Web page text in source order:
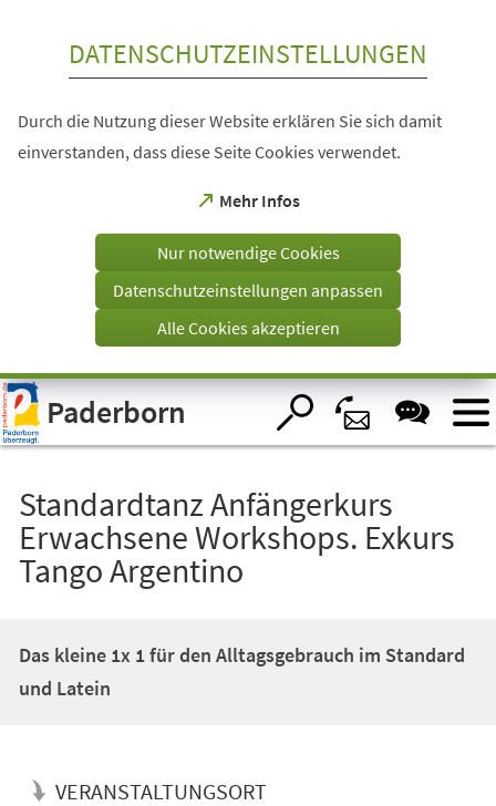
Visuelle
Assistenzsoftware
öffnen.
DATENSCHUTZEINSTELLUNGEN
Durch die Nutzung dieser Website erklären Sie sich damit
einverstanden, dass diese Seite Cookies verwendet.
Mehr Infos
(Öffnet
einem
Tab)
Nur notwendige Cookies
Datenschutzeinstellungen anpassen
Alle Cookies akzeptieren
Paderborn
Standardtanz Anfängerkurs
Erwachsene Workshops. Exkurs
Tango Argentino
Das kleine 1x 1 für den Alltagsgebrauch im Standard
und Latein
VERANSTALTUNGSORT